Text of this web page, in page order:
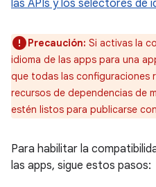
las APIs y los selectores de
Precaución: Si activas la
idioma de las apps para una
que todas las configuraciones
recursos de dependencias de
estén listos para publicarse
Para habilitar la
las apps, sigue estos pasos: